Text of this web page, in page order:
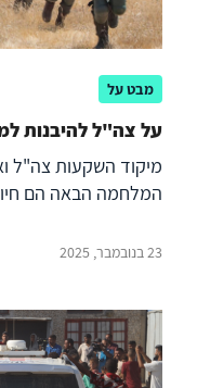
מבט על
על צה"ל להיבנות
מיקוד השקעות צה"ל
המלחמה הבאה הם
23 בנובמבר, 2025